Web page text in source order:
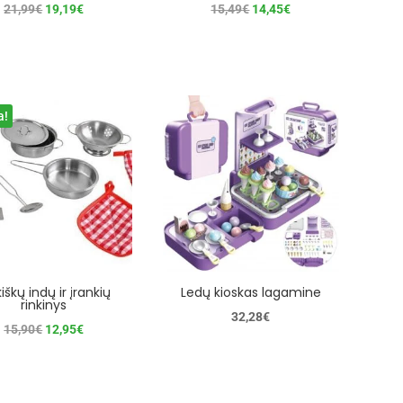
21,99€ Original
19,19€Current
15,49€ Original
14,45€Current
indų ir įrankių
rinkinys
15,90€ Original
12,95€Current
Ledų kioskas lagamine
32,28€